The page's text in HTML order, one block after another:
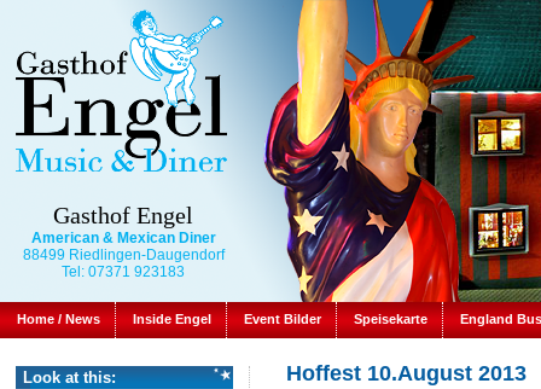
Gasthof Engel
American & Mexican Diner
88499 Riedlingen-Daugendorf
Tel: 07371 923183
Home / News Inside Engel Event Bilder Speisekarte England Bus
Look at this: Hoffest 10.August 2013